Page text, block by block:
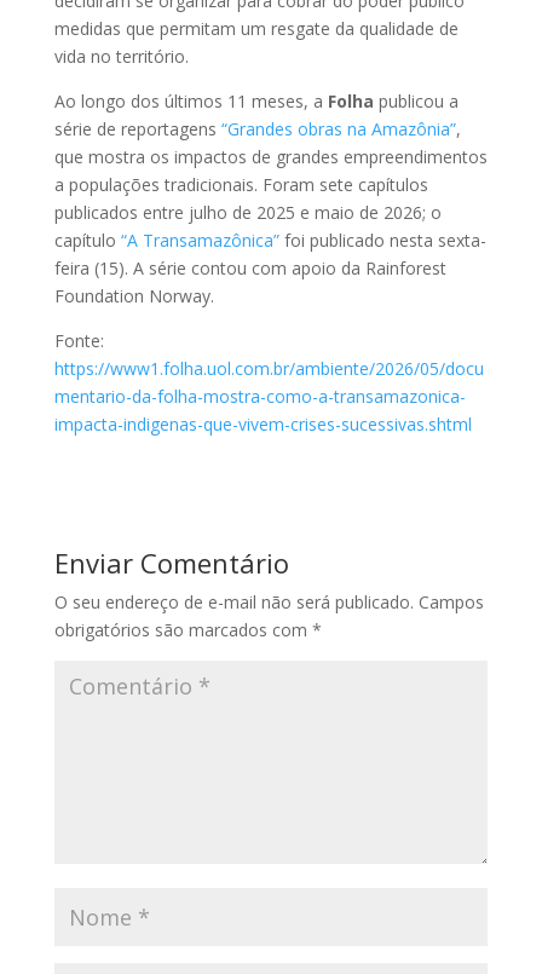
medidas que permitam um resgate da qualidade de
vida no território.
Ao longo dos últimos 11 meses, a Folha publicou a
série de reportagens “Grandes obras na Amazônia”,
que mostra os impactos de grandes empreendimentos
a populações tradicionais. Foram sete capítulos
publicados entre julho de 2025 e maio de 2026; o
capítulo “A Transamazônica”foi publicado nesta sexta-
feira (15). A série contou com apoio da Rainforest
Foundation Norway.
Fonte:
https://www1.folha.uol.com.br/ambiente/2026/05/docu
mentario-da-folha-mostra-como-a-transamazonica-
impacta-indigenas-que-vivem-crises-sucessivas.shtml
Enviar Comentário
O seu endereço de e-mail não será publicado. Campos
obrigatórios são marcados com *